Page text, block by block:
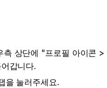
측 상단에 "프로필 아이콘 >
갑니다.
을 눌러주세요.